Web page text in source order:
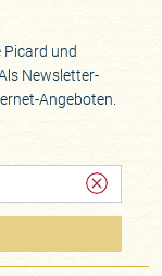
Picard und
Newsletter-
Angeboten.